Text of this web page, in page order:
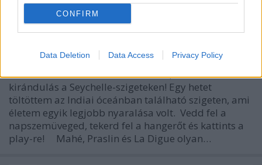
CONFIRM
Data Deletion Data Access Privacy Policy
Édenkert a Seychelle-szigeteken
Ez a földi Paradicsom. Búvárkodás, strandolás és
kirándulás a Seychelle-szigeteken! Egy hetet
töltöttem az Indiai óceánban található szigeten, ami
életem egyik legjobb nyaralása volt. Vedd fel a
napszemüveged, tekerd fel a hangerőt és kattints a
play-re! Mahé, Praslin és La Digue olyan…